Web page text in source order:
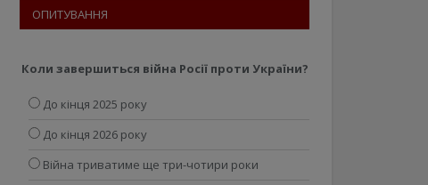
ОПИТУВАННЯ
Коли завершиться війна Росії проти України?
До кінця 2025 року
До кінця 2026 року
Війна триватиме ще три-чотири роки